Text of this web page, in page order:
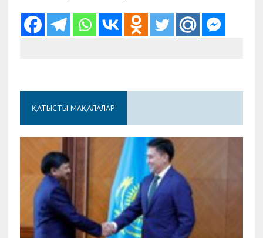
ҚАТЫСТЫ МАҚАЛАЛАР